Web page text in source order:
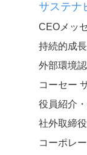
向自主宣言
サステナ
CEOメッ
持続的成
外部環境
コーセー
役員紹介
社外取締
コーポレ